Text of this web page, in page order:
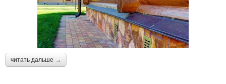
читать дальше →